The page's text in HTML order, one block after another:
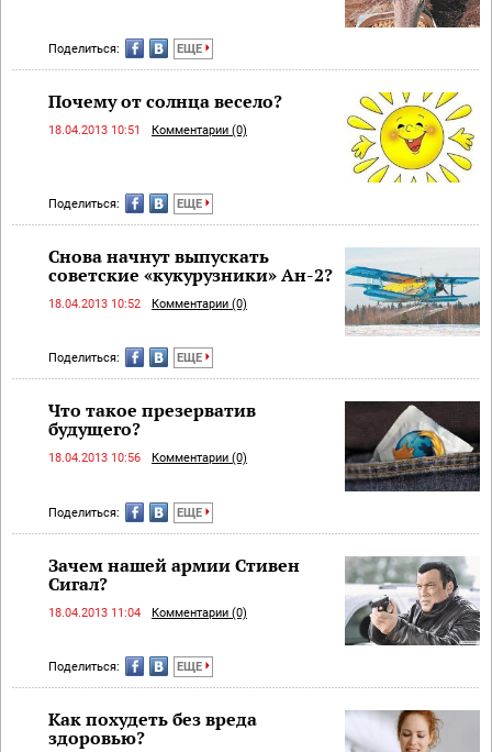
Поделиться: ЕЩЕ
Почему от солнца весело?
18.04.2013 10:51 Комментарии (0)
Поделиться: ЕЩЕ
Снова начнут выпускать
советские «кукурузники» Ан-2?
18.04.2013 10:52 Комментарии (0)
Поделиться: ЕЩЕ
Что такое презерватив
будущего?
18.04.2013 10:56 Комментарии (0)
Поделиться: ЕЩЕ
Зачем нашей армии Стивен
Сигал?
18.04.2013 11:04 Комментарии (0)
Поделиться: ЕЩЕ
Как похудеть без вреда
здоровью?